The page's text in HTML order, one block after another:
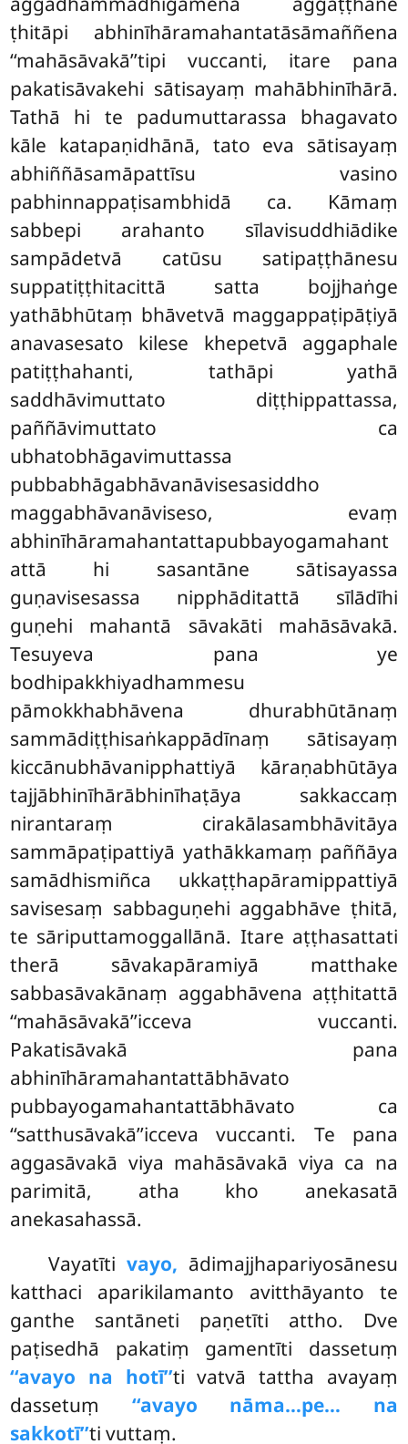
ṭhitāpi abhinīhāramahantatāsāmaññena
‘‘mahāsāvakā’’tipi vuccanti, itare pana
pakatisāvakehi sātisayaṃ mahābhinīhārā.
Tathā hi te padumuttarassa bhagavato
kāle katapaṇidhānā, tato eva sātisayaṃ
abhiññāsamāpattīsu vasino
pabhinnappaṭisambhidā ca. Kāmaṃ
sabbepi arahanto sīlavisuddhiādike
sampādetvā catūsu satipaṭṭhānesu
suppatiṭṭhitacittā satta bojjhaṅge
yathābhūtaṃ bhāvetvā maggappaṭipāṭiyā
anavasesato kilese khepetvā aggaphale
patiṭṭhahanti, tathāpi yathā
saddhāvimuttato diṭṭhippattassa,
paññāvimuttato ca
ubhatobhāgavimuttassa
pubbabhāgabhāvanāvisesasiddho
maggabhāvanāviseso, evaṃ
abhinīhāramahantattapubbayogamahant
attā hi sasantāne sātisayassa
guṇavisesassa nipphāditattā sīlādīhi
guṇehi mahantā sāvakāti mahāsāvakā.
Tesuyeva pana ye
bodhipakkhiyadhammesu
pāmokkhabhāvena dhurabhūtānaṃ
sammādiṭṭhisaṅkappādīnaṃ sātisayaṃ
kiccānubhāvanipphattiyā kāraṇabhūtāya
tajjābhinīhārābhinīhaṭāya sakkaccaṃ
nirantaraṃ cirakālasambhāvitāya
sammāpaṭipattiyā yathākkamaṃ paññāya
samādhismiñca ukkaṭṭhapāramippattiyā
savisesaṃ sabbaguṇehi aggabhāve ṭhitā,
te sāriputtamoggallānā. Itare aṭṭhasattati
therā sāvakapāramiyā matthake
sabbasāvakānaṃ aggabhāvena aṭṭhitattā
‘‘mahāsāvakā’’icceva vuccanti.
Pakatisāvakā pana
abhinīhāramahantattābhāvato
pubbayogamahantattābhāvato ca
‘‘satthusāvakā’’icceva vuccanti. Te pana
aggasāvakā viya mahāsāvakā viya ca na
parimitā, atha kho anekasatā
anekasahassā.
Vayatīti vayo, ādimajjhapariyosānesu
katthaci aparikilamanto avitthāyanto te
ganthe santāneti paṇetīti attho. Dve
paṭisedhā pakatiṃ gamentīti dassetuṃ
‘‘avayo na hotī’’ti vatvā tattha avayaṃ
dassetuṃ ‘‘avayo nāma…pe… na
sakkotī’’ti vuttaṃ.